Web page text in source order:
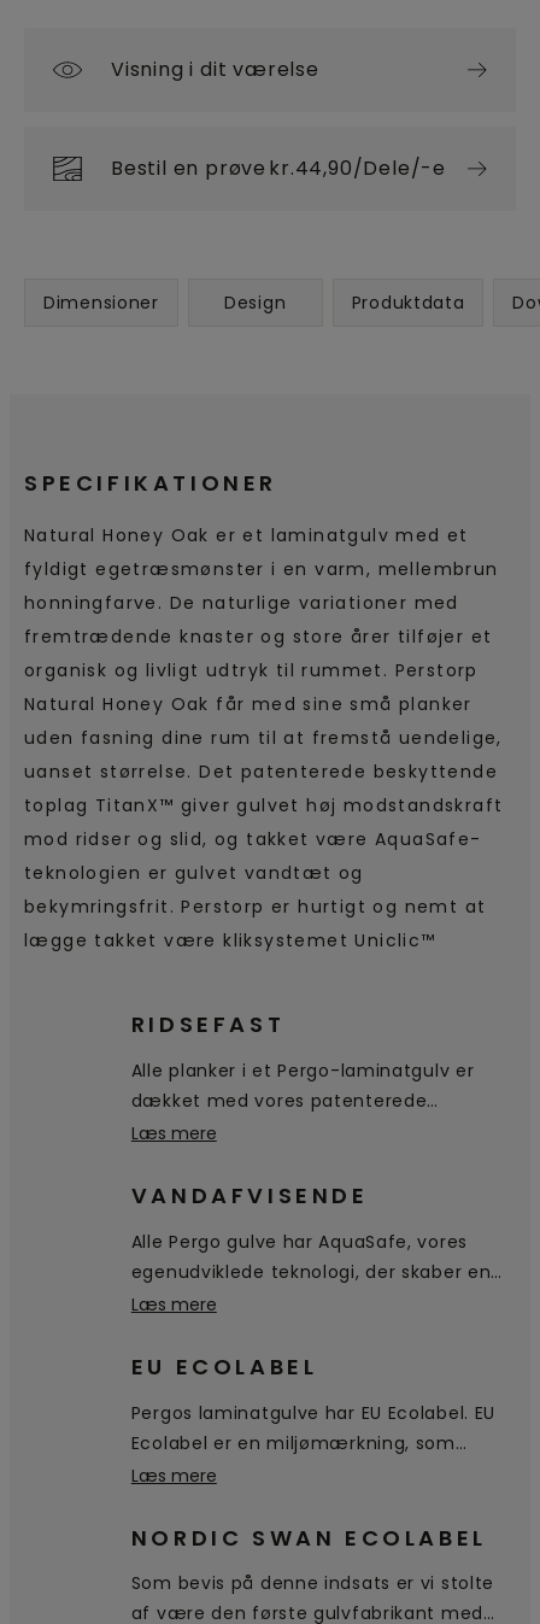
Visning i dit værelse
Bestil en prøve kr.44,90/Dele/-e
Dimensioner Design Produktdata
SPECIFIKATIONER
Natural Honey Oak er et laminatgulv med et
fyldigt egetræsmønster i en varm, mellembrun
honningfarve. De naturlige variationer med
fremtrædende knaster og store årer tilføjer et
organisk og livligt udtryk til rummet. Perstorp
Natural Honey Oak får med sine små planker
uden fasning dine rum til at fremstå uendelige,
uanset størrelse. Det patenterede beskyttende
toplag TitanX™ giver gulvet høj modstandskraft
mod ridser og slid, og takket være AquaSafe-
teknologien er gulvet vandtæt og
bekymringsfrit. Perstorp er hurtigt og nemt at
lægge takket være kliksystemet Uniclic™
RIDSEFAST
Alle planker i et Pergo-laminatgulv er
dækket med vores patenterede
TitanX™-teknologi. Dette fremragende
pletter, beskytter dit gulv mod ridser og
rengøre.
Læs mere
VANDAFVISENDE
Alle Pergo gulve har AquaSafe, vores
egenudviklede teknologi, der skaber en
forseglet, 100 % vandtæt overflade hele
forhindrer vand i at trænge ned i gulvet.
og du kan nemt tørre det af.
Læs mere
EU ECOLABEL
Pergos laminatgulve har EU Ecolabel. EU
Ecolabel er en miljømærkning, som
tildeles produkter og tjenester, der
standarder i hele deres levetid: fra
distribution og bortskaffelse.
Læs mere
NORDIC SWAN ECOLABEL
Som bevis på denne indsats er vi stolte
af være den første gulvfabrikant med